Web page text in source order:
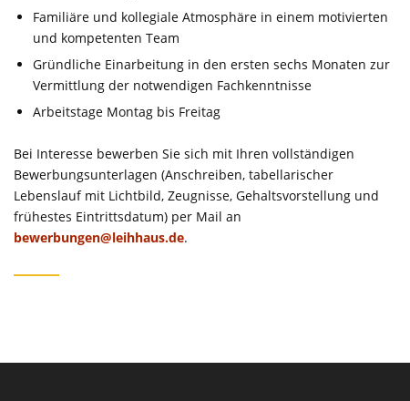
Familiäre und kollegiale Atmosphäre in einem motivierten
und kompetenten Team
Gründliche Einarbeitung in den ersten sechs Monaten zur
Vermittlung der notwendigen Fachkenntnisse
Arbeitstage Montag bis Freitag
Bei Interesse bewerben Sie sich mit Ihren vollständigen
Bewerbungsunterlagen (Anschreiben, tabellarischer
Lebenslauf mit Lichtbild, Zeugnisse, Gehaltsvorstellung und
frühestes Eintrittsdatum) per Mail an
bewerbungen@leihhaus.de.